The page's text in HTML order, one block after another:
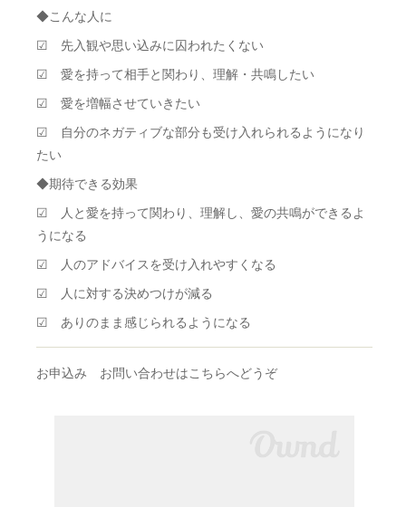
◆こんな人に
☑ 先入観や思い込みに囚われたくない
☑ 愛を持って相手と関わり、理解・共鳴したい
☑ 愛を増幅させていきたい
☑ 自分のネガティブな部分も受け入れられるようになり
たい
◆期待できる効果
☑ 人と愛を持って関わり、理解し、愛の共鳴ができるよ
うになる
☑ 人のアドバイスを受け入れやすくなる
☑ 人に対する決めつけが減る
☑ ありのまま感じられるようになる
お申込み お問い合わせはこちらへどうぞ